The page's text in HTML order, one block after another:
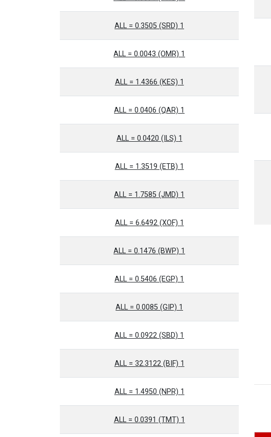
1 ALL = 0.3505 (SRD)
1 ALL = 0.0043 (OMR)
1 ALL = 1.4366 (KES)
1 ALL = 0.0406 (QAR)
1 ALL = 0.0420 (ILS)
1 ALL = 1.3519 (ETB)
1 ALL = 1.7585 (JMD)
1 ALL = 6.6492 (XOF)
1 ALL = 0.1476 (BWP)
1 ALL = 0.5406 (EGP)
1 ALL = 0.0085 (GIP)
1 ALL = 0.0922 (SBD)
1 ALL = 32.3122 (BIF)
1 ALL = 1.4950 (NPR)
1 ALL = 0.0391 (TMT)